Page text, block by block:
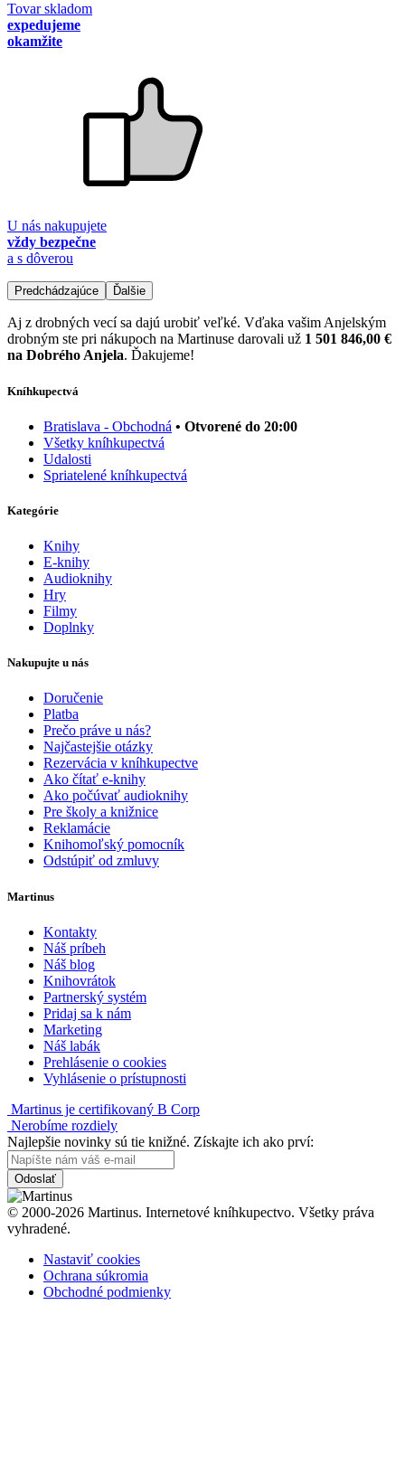
Tovar skladom
expedujeme
okamžite
U nás nakupujete
vždy bezpečne
a s dôverou
Predchádzajúce Ďalšie
Aj z drobných vecí sa dajú urobiť veľké. Vďaka vašim Anjelským
drobným ste pri nákupoch na Martinuse darovali už 1 501 846,00 €
na Dobrého Anjela. Ďakujeme!
Kníhkupectvá
Bratislava - Obchodná • Otvorené do 20:00
Všetky kníhkupectvá
Udalosti
Spriatelené kníhkupectvá
Kategórie
Knihy
E-knihy
Audioknihy
Hry
Filmy
Doplnky
Nakupujte u nás
Doručenie
Platba
Prečo práve u nás?
Najčastejšie otázky
Rezervácia v kníhkupectve
Ako čítať e-knihy
Ako počúvať audioknihy
Pre školy a knižnice
Reklamácie
Knihomoľský pomocník
Odstúpiť od zmluvy
Martinus
Kontakty
Náš príbeh
Náš blog
Knihovrátok
Partnerský systém
Pridaj sa k nám
Marketing
Náš labák
Prehlásenie o cookies
Vyhlásenie o prístupnosti
Martinus je certifikovaný B Corp
Nerobíme rozdiely
Najlepšie novinky sú tie knižné. Získajte ich ako prví:
Odoslať
© 2000-2026 Martinus. Internetové kníhkupectvo. Všetky práva
vyhradené.
Nastaviť cookies
Ochrana súkromia
Obchodné podmienky